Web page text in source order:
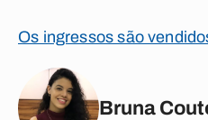
Os ingressos são
Bruna